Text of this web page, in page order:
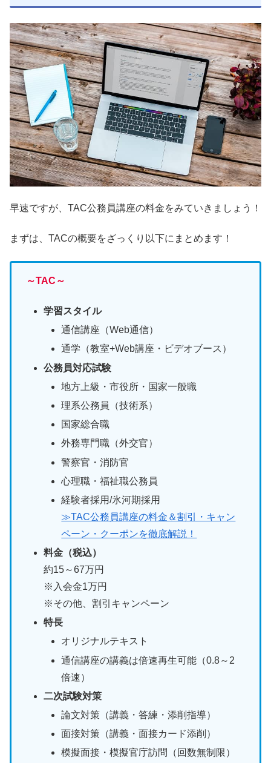
早速ですが、TAC公務員講座の料金をみていきましょう！
まずは、TACの概要をざっくり以下にまとめます！
～TAC～
学習スタイル
通信講座（Web通信）
通学（教室+Web講座・ビデオブース）
公務員対応試験
地方上級・市役所・国家一般職
理系公務員（技術系）
国家総合職
外務専門職（外交官）
警察官・消防官
心理職・福祉職公務員
経験者採用/氷河期採用
≫TAC公務員講座の料金＆割引・キャン
ペーン・クーポンを徹底解説！
料金（税込）
約15～67万円
※入会金1万円
※その他、割引キャンペーン
特長
オリジナルテキスト
通信講座の講義は倍速再生可能（0.8～2
倍速）
二次試験対策
論文対策（講義・答練・添削指導）
面接対策（講義・面接カード添削）
模擬面接・模擬官庁訪問（回数無制限）